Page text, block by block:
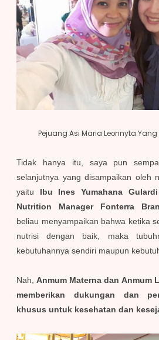
Pejuang Asi Maria Leonnyta Yang
Tidak hanya itu, saya pun
selanjutnya yang disampaikan oleh
yaitu Ibu Ines Yumahana
Nutrition Manager Fonterra
beliau menyampaikan bahwa ketika
nutrisi dengan baik, maka
kebutuhannya sendiri maupun
Nah,Anmum Materna dan Anmum
memberikan dukungan dan
khusus untuk kesehatan dan